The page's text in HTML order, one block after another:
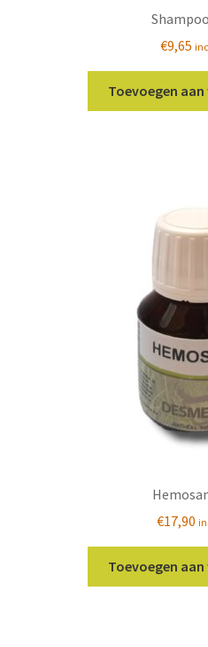
€9,65
Toevoegen
€17,90
Toevoegen